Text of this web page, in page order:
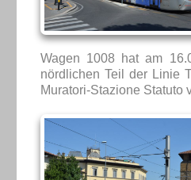
Wagen 1008 hat am
nördlichen Teil der Linie
Muratori-Stazione Statuto